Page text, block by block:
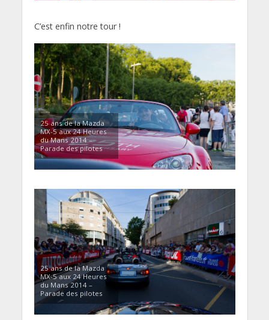
C’est enfin notre tour !
25 ans de la Mazda
MX-5 aux 24 Heures
du Mans 2014 –
Parade des pilotes
25 ans de la Mazda
MX-5 aux 24 Heures
du Mans 2014 –
Parade des pilotes